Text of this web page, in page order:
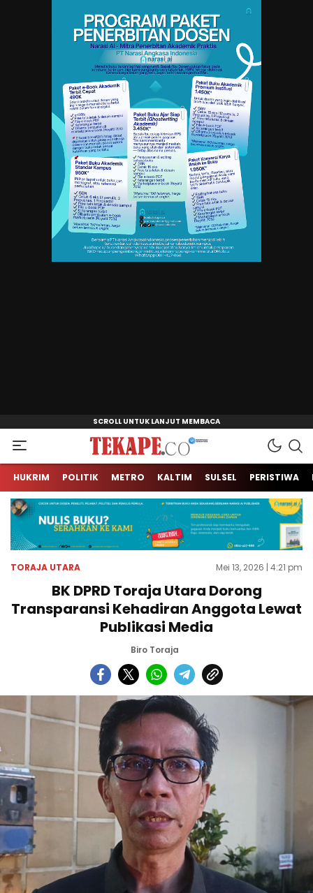
Tekape.co
Jendela Informasi Kita
HUKRIM POLITIK METRO KALTIM SULSEL PERISTIWA
TORAJA UTARA Mei 13, 2026 | 4:21 pm
BK DPRD Toraja Utara Dorong
Transparansi Kehadiran Anggota Lewat
Publikasi Media
Biro Toraja